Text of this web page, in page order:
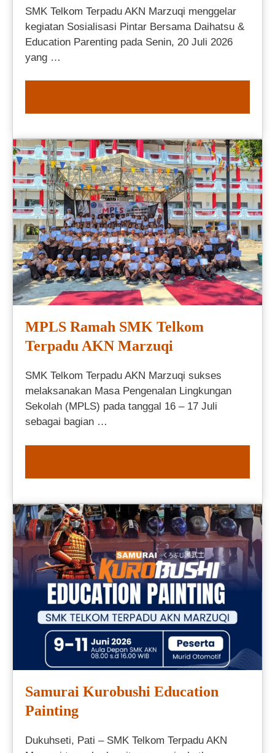
SMK Telkom Terpadu AKN Marzuqi menggelar
kegiatan Sosialisasi Pintar Bersama Daihatsu &
Education Parenting pada Senin, 20 Juli 2026
yang …
MPLS Ramah SMK Telkom
Terpadu AKN Marzuqi
SMK Telkom Terpadu AKN Marzuqi sukses
melaksanakan Masa Pengenalan Lingkungan
Sekolah (MPLS) pada tanggal 16 – 17 Juli
sebagai bagian …
Samurai Kurobushi Education
Painting
Dukuhseti, Pati – SMK Telkom Terpadu AKN